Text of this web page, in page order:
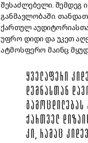
შესაძლებელი. შემდეგ
განმავლობაში.
ქართულ
უფრო დიდი და უკეთ
ატმოსფერო მაინც
ᲧᲕᲔᲚᲐᲤᲔᲠᲘ
ᲓᲔᲛᲜᲐᲡᲗᲐᲜ
ᲒᲐᲛᲝᲪᲓᲘᲚᲔᲑᲐᲡ
ᲥᲐᲠᲗᲕᲔᲚ
ᲙᲘ, ᲠᲐᲛᲐᲪ